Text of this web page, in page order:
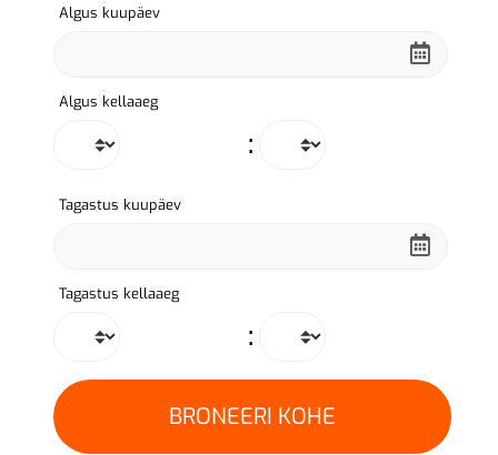
Algus kuupäev
Algus kellaaeg
:
Tagastus kuupäev
Tagastus kellaaeg
: